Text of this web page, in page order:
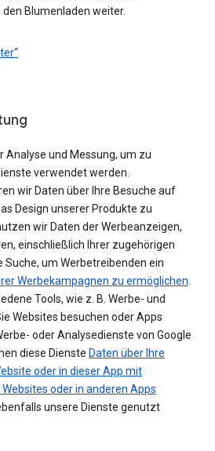
Blumenladen weiter.
Analyse und Messung, um zu
verwendet werden.
wir Daten über Ihre Besuche auf
Design unserer Produkte zu
wir Daten der Werbeanzeigen,
einschließlich Ihrer zugehörigen
Suche, um Werbetreibenden ein
Werbekampagnen zu ermöglichen
Tools, wie z. B. Werbe- und
Websites besuchen oder Apps
oder Analysedienste von Google
diese Dienste Daten über Ihre
oder in dieser App mit
oder in anderen Apps
unsere Dienste genutzt